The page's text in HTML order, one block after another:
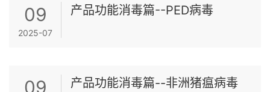
09
2025-07
产品功能消毒篇--PED病毒
09 产品功能消毒篇--非洲猪瘟病毒